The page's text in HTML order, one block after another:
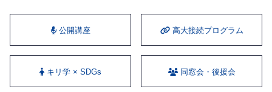
公開講座 ⾼⼤接続プログラム
キリ学 × SDGs 同窓会・後援会